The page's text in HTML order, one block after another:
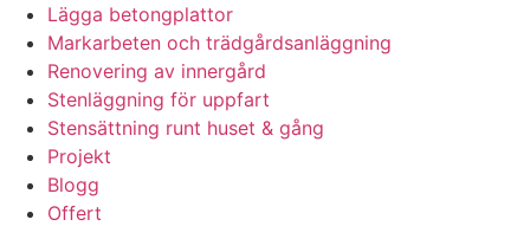
Lägga betongplattor
Markarbeten och trädgårdsanläggning
Renovering av innergård
Stenläggning för uppfart
Stensättning runt huset & gång
Projekt
Blogg
Offert